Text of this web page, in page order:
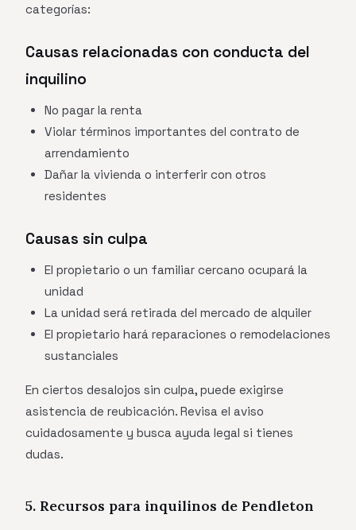
categorías:
Causas relacionadas con conducta del
inquilino
No pagar la renta
Violar términos importantes del contrato de
arrendamiento
Dañar la vivienda o interferir con otros
residentes
Causas sin culpa
El propietario o un familiar cercano ocupará la
unidad
La unidad será retirada del mercado de alquiler
El propietario hará reparaciones o remodelaciones
sustanciales
En ciertos desalojos sin culpa, puede exigirse
asistencia de reubicación. Revisa el aviso
cuidadosamente y busca ayuda legal si tienes
dudas.
5. Recursos para inquilinos de Pendleton